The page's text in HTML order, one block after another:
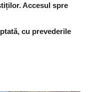
Accesul spre
cu prevederile